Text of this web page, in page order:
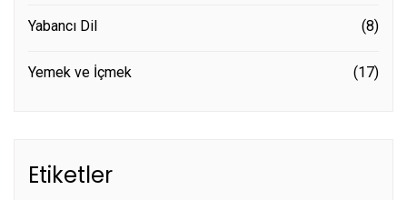
Yabancı Dil (8)
Yemek ve İçmek (17)
Etiketler